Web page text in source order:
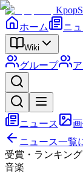
ホーム
ニ
Wiki
グループ
ニュース
ニュース一覧
受賞・ランキング
音楽